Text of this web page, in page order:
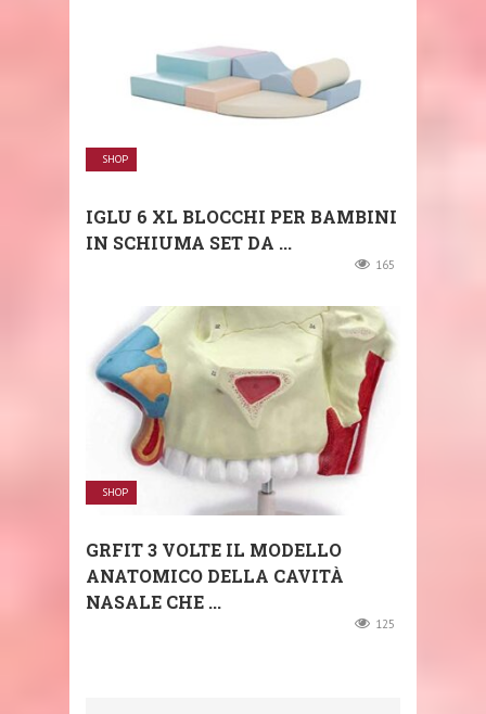
SHOP
IGLU 6 XL BLOCCHI PER BAMBINI
IN SCHIUMA SET DA ...
165
SHOP
GRFIT 3 VOLTE IL MODELLO
ANATOMICO DELLA CAVITÀ
NASALE CHE ...
125